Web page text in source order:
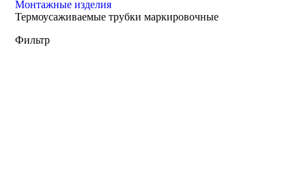
Светильники
Лампы
Монтажные изделия
Термоусаживаемые трубки маркировочные
Фильтр